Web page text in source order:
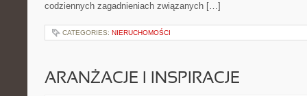
codziennych zagadnieniach związanych […]
CATEGORIES: NIERUCHOMOŚCI
ARANŻACJE I INSPIRACJE